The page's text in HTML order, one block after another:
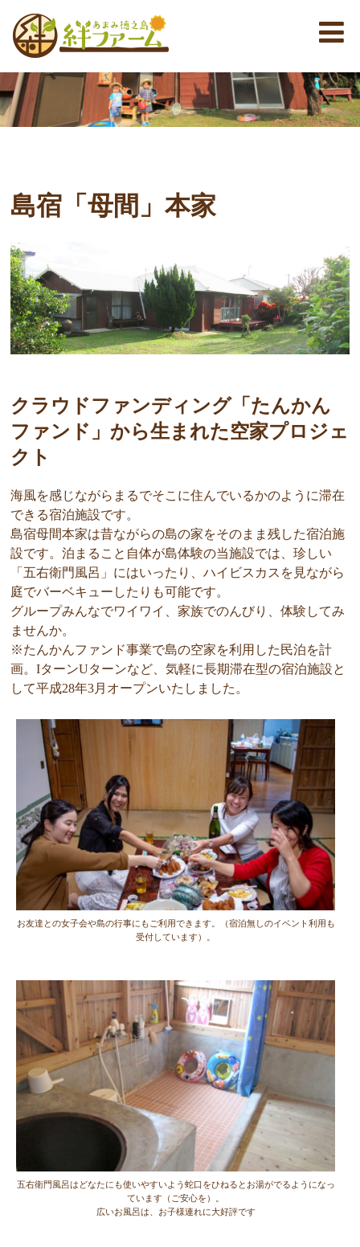
島宿「母間」本家
クラウドファンディング「たんかん
ファンド」から生まれた空家プロジェ
クト
海風を感じながらまるでそこに住んでいるかのように滞在
できる宿泊施設です。
島宿母間本家は昔ながらの島の家をそのまま残した宿泊施
設です。泊まること自体が島体験の当施設では、珍しい
「五右衛門風呂」にはいったり、ハイビスカスを見ながら
庭でバーベキューしたりも可能です。
グループみんなでワイワイ、家族でのんびり、体験してみ
ませんか。
※たんかんファンド事業で島の空家を利用した民泊を計
画。IターンUターンなど、気軽に長期滞在型の宿泊施設と
して平成28年3月オープンいたしました。
お友達との女子会や島の行事にもご利用できます。（宿泊無しのイベント利用も
受付しています）。
五右衛門風呂はどなたにも使いやすいよう蛇口をひねるとお湯がでるようになっ
ています（ご安心を）。
広いお風呂は、お子様連れに大好評です